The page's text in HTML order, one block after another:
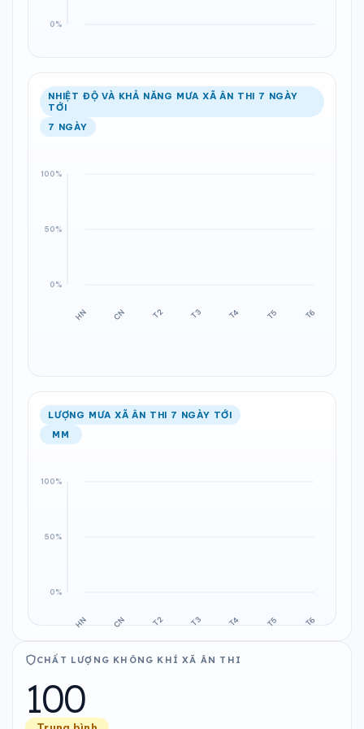
NHIỆT ĐỘ VÀ KHẢ NĂNG MƯA XÃ ÂN THI 7 NGÀY
TỚI
7 NGÀY
LƯỢNG MƯA XÃ ÂN THI 7 NGÀY TỚI
MM
CHẤT LƯỢNG KHÔNG KHÍ XÃ ÂN THI
100